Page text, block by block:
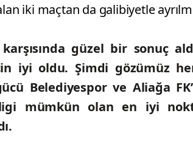
iki maçtan da galibiyetle
güzel bir sonuç
iyi oldu. Şimdi gözümüz
Belediyespor ve Aliağa
mümkün olan en iyi